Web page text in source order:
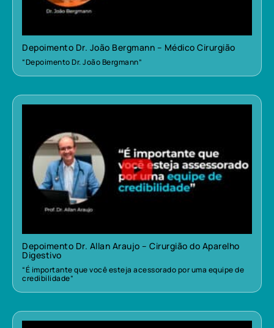
Depoimento Dr. João Bergmann – Médico Cirurgião
“Depoimento Dr. João Bergmann”
Depoimento Dr. Allan Araujo – Cirurgião do Aparelho
Digestivo
“É importante que você esteja acessorado por uma equipe de
credibilidade”